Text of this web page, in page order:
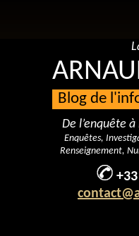
Blog de
De l’enquête
Enquêtes,
Renseignement,